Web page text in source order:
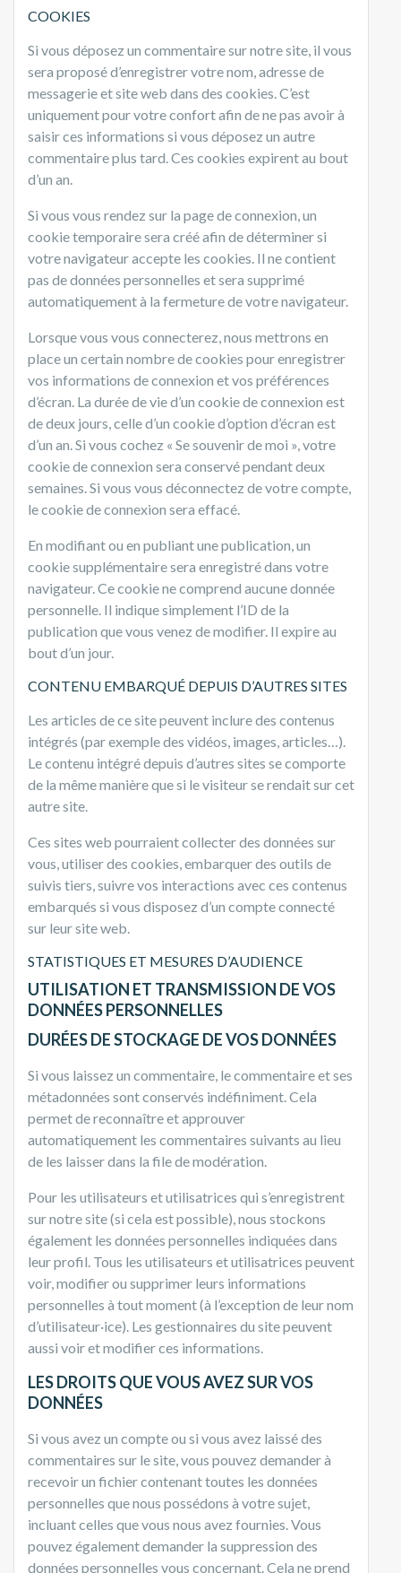
COOKIES
Si vous déposez un commentaire sur notre site, il vous
sera proposé d’enregistrer votre nom, adresse de
messagerie et site web dans des cookies. C’est
uniquement pour votre confort afin de ne pas avoir à
saisir ces informations si vous déposez un autre
commentaire plus tard. Ces cookies expirent au bout
d’un an.
Si vous vous rendez sur la page de connexion, un
cookie temporaire sera créé afin de déterminer si
votre navigateur accepte les cookies. Il ne contient
pas de données personnelles et sera supprimé
automatiquement à la fermeture de votre navigateur.
Lorsque vous vous connecterez, nous mettrons en
place un certain nombre de cookies pour enregistrer
vos informations de connexion et vos préférences
d’écran. La durée de vie d’un cookie de connexion est
de deux jours, celle d’un cookie d’option d’écran est
d’un an. Si vous cochez « Se souvenir de moi », votre
cookie de connexion sera conservé pendant deux
semaines. Si vous vous déconnectez de votre compte,
le cookie de connexion sera effacé.
En modifiant ou en publiant une publication, un
cookie supplémentaire sera enregistré dans votre
navigateur. Ce cookie ne comprend aucune donnée
personnelle. Il indique simplement l’ID de la
publication que vous venez de modifier. Il expire au
bout d’un jour.
CONTENU EMBARQUÉ DEPUIS D’AUTRES SITES
Les articles de ce site peuvent inclure des contenus
intégrés (par exemple des vidéos, images, articles…).
Le contenu intégré depuis d’autres sites se comporte
de la même manière que si le visiteur se rendait sur cet
autre site.
Ces sites web pourraient collecter des données sur
vous, utiliser des cookies, embarquer des outils de
suivis tiers, suivre vos interactions avec ces contenus
embarqués si vous disposez d’un compte connecté
sur leur site web.
STATISTIQUES ET MESURES D’AUDIENCE
UTILISATION ET TRANSMISSION DE VOS
DONNÉES PERSONNELLES
DURÉES DE STOCKAGE DE VOS DONNÉES
Si vous laissez un commentaire, le commentaire et ses
métadonnées sont conservés indéfiniment. Cela
permet de reconnaître et approuver
automatiquement les commentaires suivants au lieu
de les laisser dans la file de modération.
Pour les utilisateurs et utilisatrices qui s’enregistrent
sur notre site (si cela est possible), nous stockons
également les données personnelles indiquées dans
leur profil. Tous les utilisateurs et utilisatrices peuvent
voir, modifier ou supprimer leurs informations
personnelles à tout moment (à l’exception de leur nom
d’utilisateur·ice). Les gestionnaires du site peuvent
aussi voir et modifier ces informations.
LES DROITS QUE VOUS AVEZ SUR VOS
DONNÉES
Si vous avez un compte ou si vous avez laissé des
commentaires sur le site, vous pouvez demander à
recevoir un fichier contenant toutes les données
personnelles que nous possédons à votre sujet,
incluant celles que vous nous avez fournies. Vous
pouvez également demander la suppression des
données personnelles vous concernant. Cela ne prend